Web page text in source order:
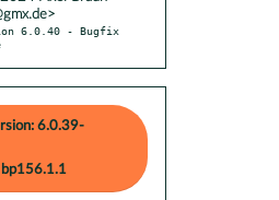
6.0.40 - Bugfix
6.0.39-
bp156.1.1